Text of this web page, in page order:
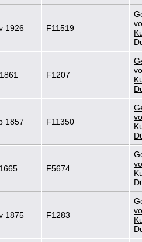
1926 F11519
F1207
1857 F11350
F5674
1875 F1283